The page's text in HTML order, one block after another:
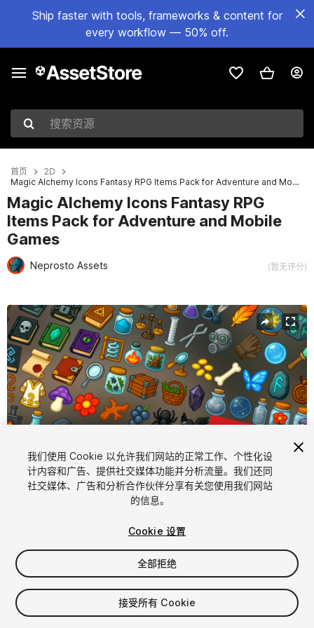
Ship faster with tools, frameworks & content for
every workflow — 50% off.
搜索资源
首页
2D
Magic Alchemy Icons Fantasy RPG Items Pack for Adventure and Mobile Games
Magic Alchemy Icons Fantasy RPG
Items Pack for Adventure and Mobile
Games
Neprosto Assets (暂无评分)
当前幻灯片：1 / 3
1/3
$19.99
我们使用 Cookie 以允许我们网站的正常工作、个性化设
计内容和广告、提供社交媒体功能并分析流量。我们还同
社交媒体、广告和分析合作伙伴分享有关您使用我们网站
的信息。
Cookie 设置
全部拒绝
接受所有 Cookie